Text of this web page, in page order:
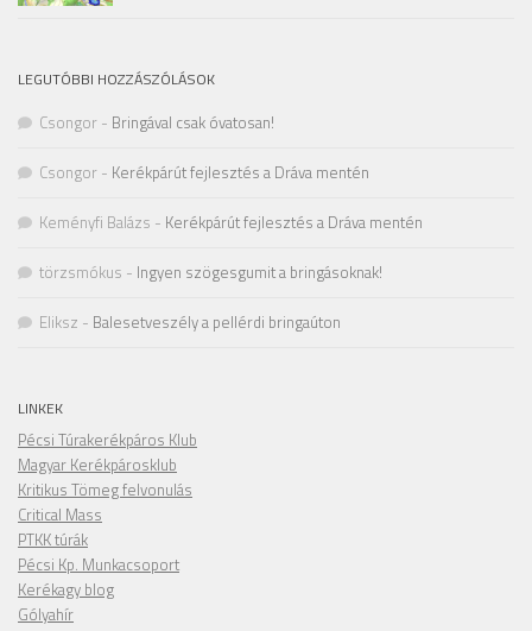
LEGUTÓBBI HOZZÁSZÓLÁSOK
Csongor - Bringával csak óvatosan!
Csongor - Kerékpárút fejlesztés a Dráva mentén
Keményfi Balázs - Kerékpárút fejlesztés a Dráva mentén
törzsmókus - Ingyen szögesgumit a bringásoknak!
Eliksz - Balesetveszély a pellérdi bringaúton
LINKEK
Pécsi Túrakerékpáros Klub
Magyar Kerékpárosklub
Kritikus Tömeg felvonulás
Critical Mass
PTKK túrák
Pécsi Kp. Munkacsoport
Kerékagy blog
Gólyahír